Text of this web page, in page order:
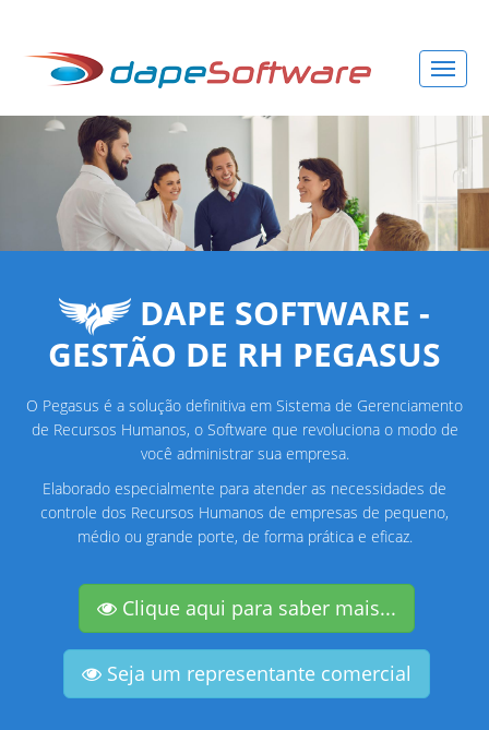
DAPE SOFTWARE -
GESTÃO DE RH PEGASUS
O Pegasus é a solução definitiva em Sistema de Gerenciamento
de Recursos Humanos, o Software que revoluciona o modo de
você administrar sua empresa.
Elaborado especialmente para atender as necessidades de
controle dos Recursos Humanos de empresas de pequeno,
médio ou grande porte, de forma prática e eficaz.
Clique aqui para saber mais...
Seja um representante comercial